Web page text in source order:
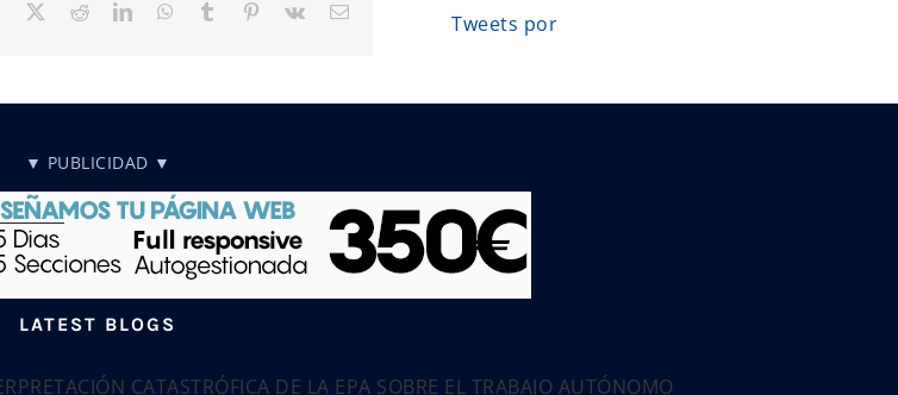
Facebook RedditLinkedInWhatsApp
Tumblr Pinterest
Vk
Correo
Tweets por
▼ PUBLICIDAD ▼
LATEST BLOGS
CATASTRÓFICA DE LA EPA SOBRE EL TRABAJO AUTÓNOMO